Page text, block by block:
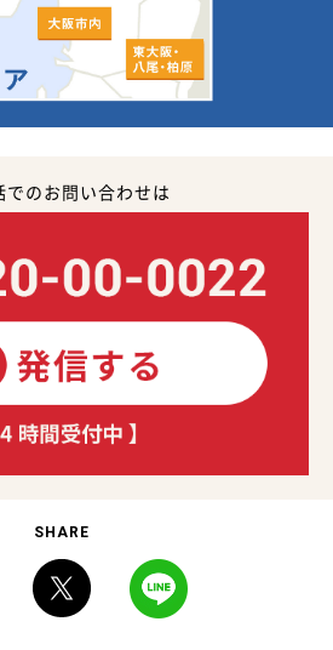
でのお問い合わせは
SHARE